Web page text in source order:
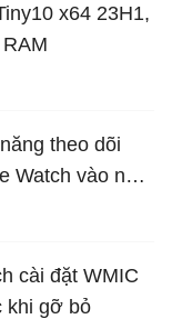
x64 23H1,
theo dõi
Watch vào năm
cài đặt WMIC
khi gỡ bỏ